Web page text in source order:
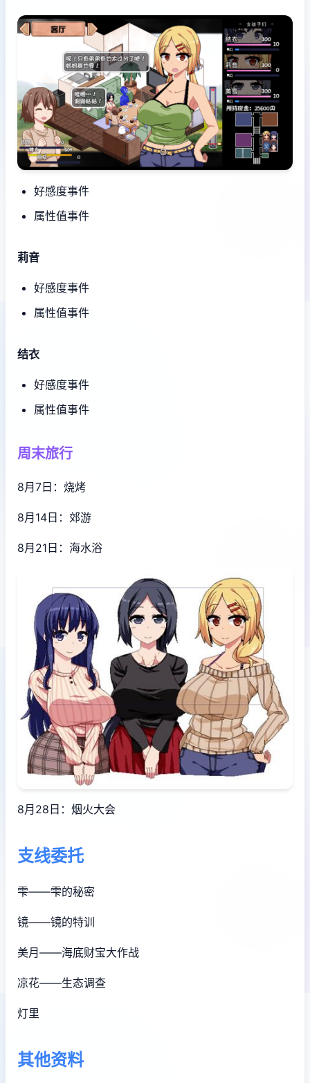
好感度事件
属性值事件
莉音
好感度事件
属性值事件
结衣
好感度事件
属性值事件
周末旅行
8月7日：烧烤
8月14日：郊游
8月21日：海水浴
8月28日：烟火大会
支线委托
雫——雫的秘密
镜——镜的特训
美月——海底财宝大作战
凉花——生态调查
灯里
其他资料